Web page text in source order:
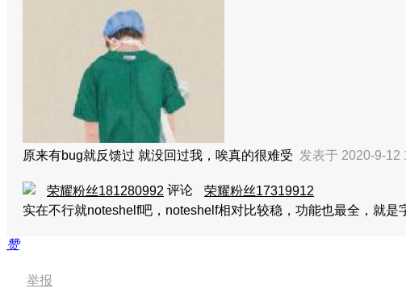
原来有bug就反馈过 就没回过我，唉真的很难受 发表于 2020-9-12
荣耀粉丝181280992 评论
荣耀粉丝17319912
实在不行就noteshelf吧，noteshelf相对比较稳，功能也最全，就是
赞
举报